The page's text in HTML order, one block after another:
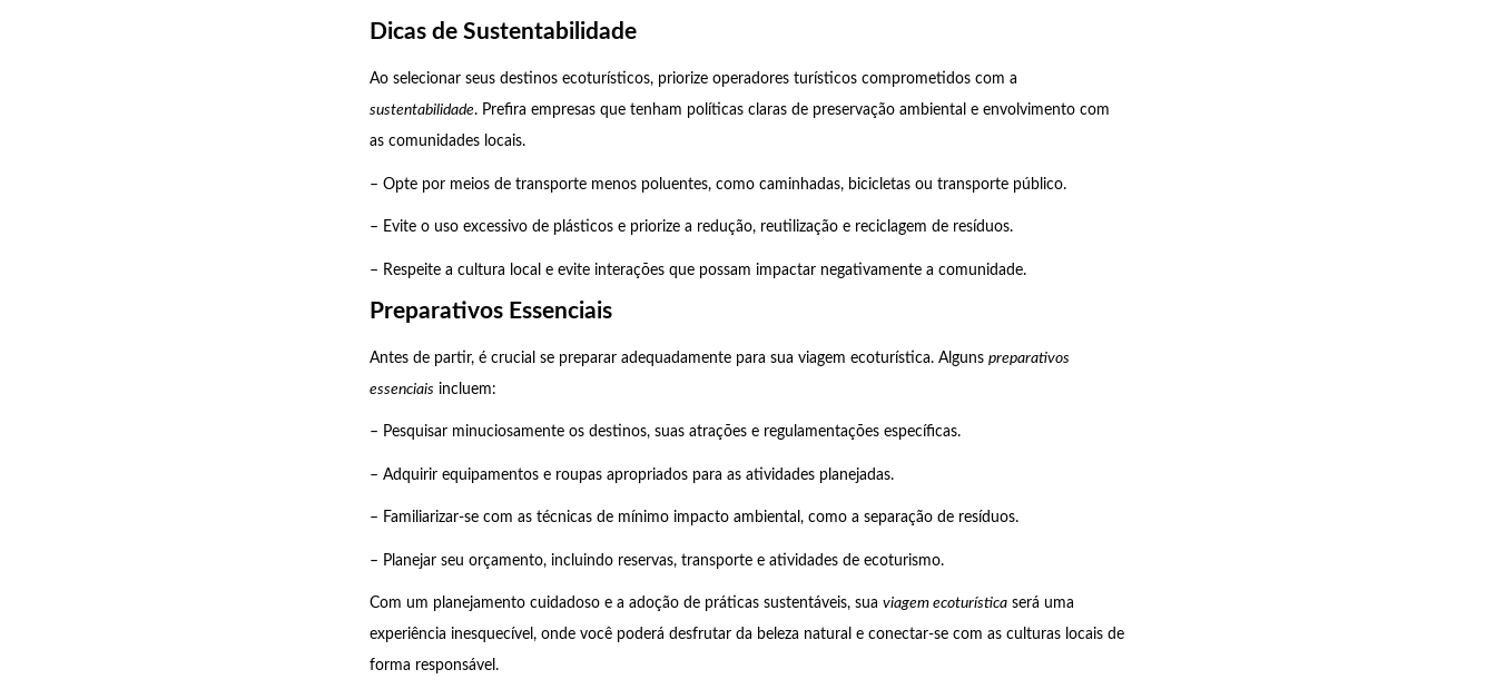
Dicas de Sustentabilidade
Ao selecionar seus destinos ecoturísticos, priorize operadores turísticos comprometidos com a
sustentabilidade. Prefira empresas que tenham políticas claras de preservação ambiental e envolvimento com
as comunidades locais.
– Opte por meios de transporte menos poluentes, como caminhadas, bicicletas ou transporte público.
– Evite o uso excessivo de plásticos e priorize a redução, reutilização e reciclagem de resíduos.
– Respeite a cultura local e evite interações que possam impactar negativamente a comunidade.
Preparativos Essenciais
Antes de partir, é crucial se preparar adequadamente para sua viagem ecoturística. Algunspreparativos
essenciais incluem:
– Pesquisar minuciosamente os destinos, suas atrações e regulamentações específicas.
– Adquirir equipamentos e roupas apropriados para as atividades planejadas.
– Familiarizar-se com as técnicas de mínimo impacto ambiental, como a separação de resíduos.
– Planejar seu orçamento, incluindo reservas, transporte e atividades de ecoturismo.
Com um planejamento cuidadoso e a adoção de práticas sustentáveis, suaviagem ecoturística será uma
experiência inesquecível, onde você poderá desfrutar da beleza natural e conectar-se com as culturas locais de
forma responsável.